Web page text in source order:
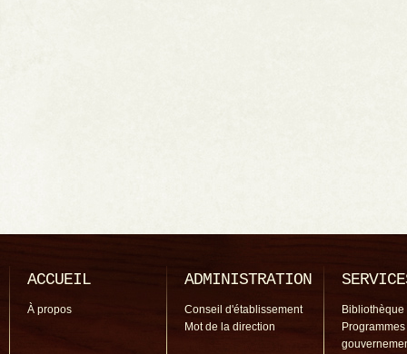
ACCUEIL
À propos
ADMINISTRATION
Conseil d'établissement
Mot de la direction
Bibliothèque
Programmes